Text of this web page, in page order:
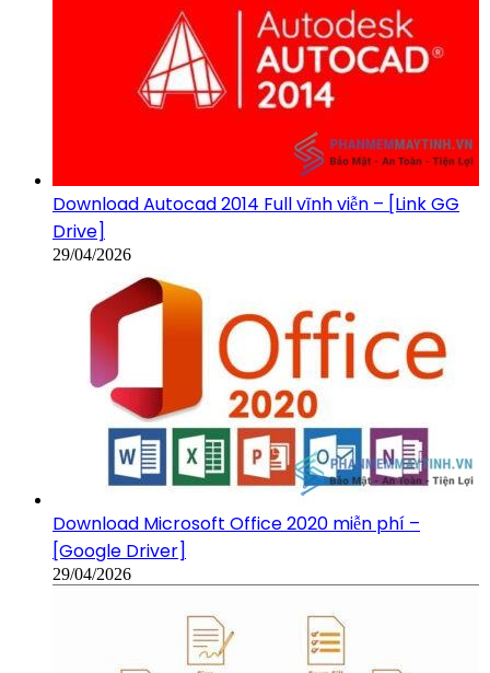
Download Autocad 2014 Full vĩnh viễn – [Link GG
Drive]
29/04/2026
Download Microsoft Office 2020 miễn phí –
[Google Driver]
29/04/2026